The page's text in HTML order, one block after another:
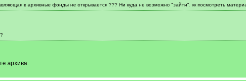
в архивные фонды не открывается ??? Ни куда не возможно "зайти", кк посмотреть
архива.